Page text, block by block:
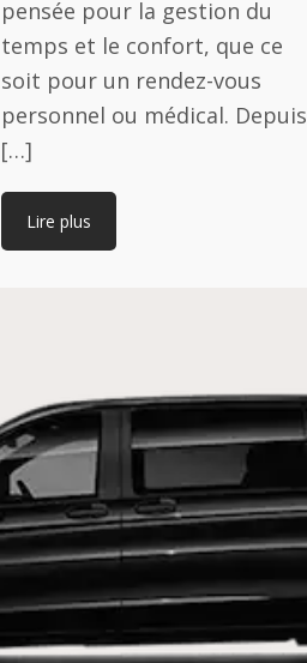
pensée pour la gestion du
temps et le confort, que ce
soit pour un rendez-vous
personnel ou médical. Depuis
[…]
Lire plus